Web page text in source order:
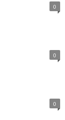
0
0
0